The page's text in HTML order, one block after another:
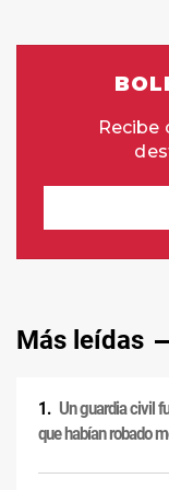
Más leídas
Un guardia civil
que habían robado